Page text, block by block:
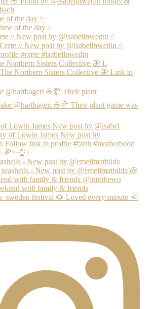
of the day ✨
// New post by @isabellnwedin //
Northern Sisters Collective 🦋 L
@hartbageri ☕️🥐 Their plant
Lowin James New post by @isabel
- New post by @emelimathilda
with family & friends @intothewo